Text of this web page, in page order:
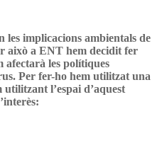
implicacions ambientals de
això a ENT hem decidit fer
afectarà les polítiques
Per fer-ho hem utilitzat una
l’espai d’aquest